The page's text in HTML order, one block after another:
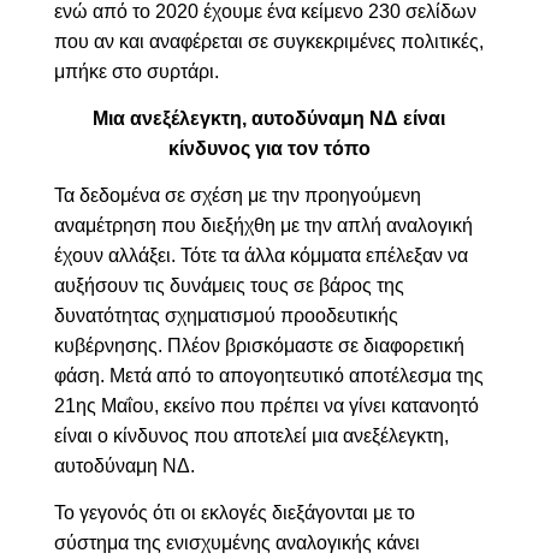
ενώ από το 2020 έχουμε ένα κείμενο 230 σελίδων
που αν και αναφέρεται σε συγκεκριμένες πολιτικές,
μπήκε στο συρτάρι.
Μια ανεξέλεγκτη, αυτοδύναμη ΝΔ είναι
κίνδυνος για τον τόπο
Τα δεδομένα σε σχέση με την προηγούμενη
αναμέτρηση που διεξήχθη με την απλή αναλογική
έχουν αλλάξει. Τότε τα άλλα κόμματα επέλεξαν να
αυξήσουν τις δυνάμεις τους σε βάρος της
δυνατότητας σχηματισμού προοδευτικής
κυβέρνησης. Πλέον βρισκόμαστε σε διαφορετική
φάση. Μετά από το απογοητευτικό αποτέλεσμα της
21ης Μαΐου, εκείνο που πρέπει να γίνει κατανοητό
είναι ο κίνδυνος που αποτελεί μια ανεξέλεγκτη,
αυτοδύναμη ΝΔ.
Το γεγονός ότι οι εκλογές διεξάγονται με το
σύστημα της ενισχυμένης αναλογικής κάνει